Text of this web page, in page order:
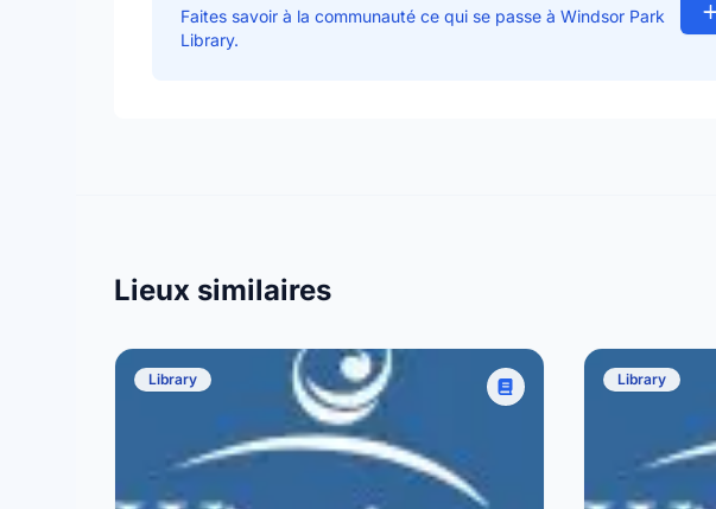
Faites savoir à la communauté ce qui se passe à Windsor Park
Library.
Lieux similaires
Library Library